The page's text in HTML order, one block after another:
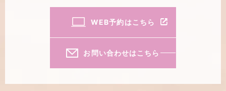
WEB予約はこちら
お問い合わせはこちら